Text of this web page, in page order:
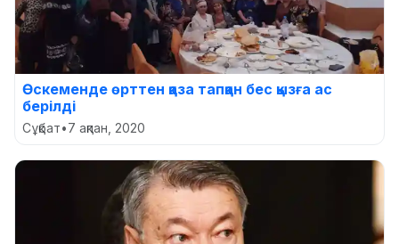
Өскеменде өрттен қаза тапқан бес қызға ас
берілді
Сұқбат•7 ақпан, 2020